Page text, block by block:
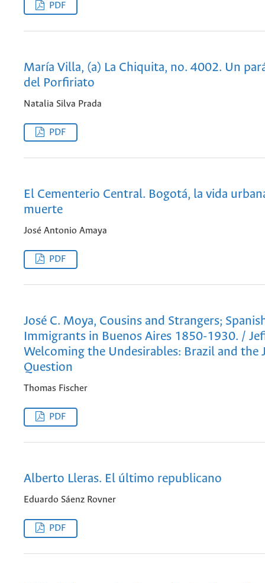
PDF
María Villa, (a) La Chiquita, no. 4002. Un
del Porfiriato
Natalia Silva Prada
PDF
El Cementerio Central. Bogotá, la vida
muerte
José Antonio Amaya
PDF
José C. Moya, Cousins and Strangers;
Immigrants in Buenos Aires 1850-1930. /
Welcoming the Undesirables: Brazil and the
Question
Thomas Fischer
PDF
Alberto Lleras. El último republicano
Eduardo Sáenz Rovner
PDF